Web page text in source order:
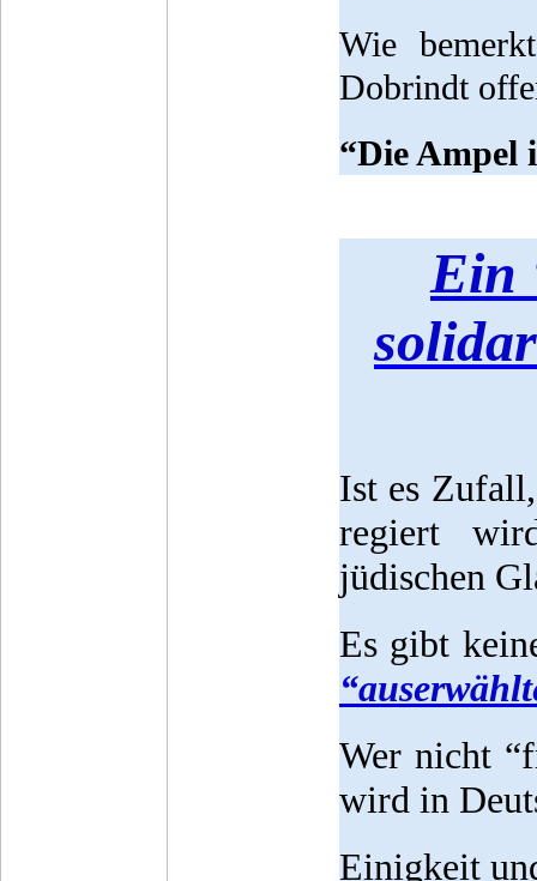
Wie
Dobrindt
“Die Ampel
Ein
Ist es
regiert
jüdischen
Es gibt
Wer nicht
wird in
Einigkeit